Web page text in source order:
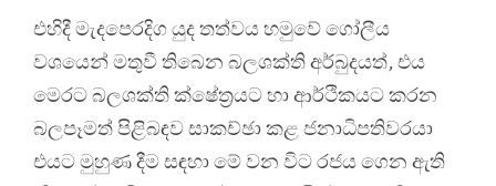
එහිදී මැදපෙරදිග යුද තත්වය හමුවේ ගෝලීය
වශයෙන් මතුවී තිබෙන බලශක්ති අර්බුදයත්, එය
මෙරට බලශක්ති ක්ෂේත්‍රයට හා ආර්ථිකයට කරන
බලපෑමත් පිළිබඳව සාකච්ඡා කළ ජනාධිපතිවරයා
එයට මුහුණ දීම සඳහා මේ වන විට රජය ගෙන ඇති